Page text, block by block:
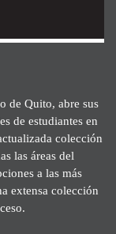
de Quito, abre sus
de estudiantes en
colección
las áreas del
a las más
extensa colección